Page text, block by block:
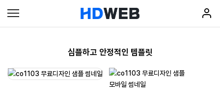
심플하고 안정적인 템플릿